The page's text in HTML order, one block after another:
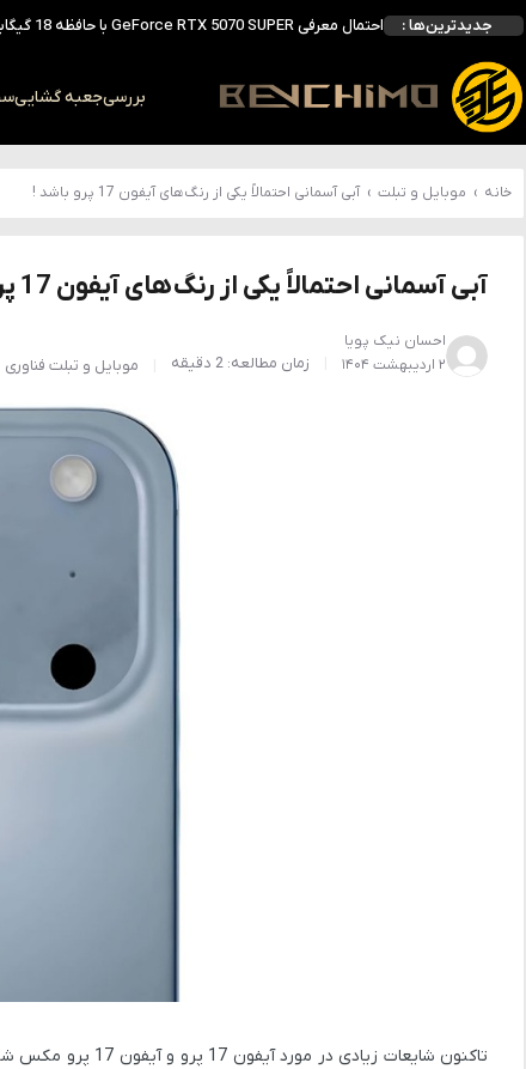
جدیدترین‌ها :
احتمال معرفی GeForce RTX 5070 SUPER با حافظه 18 گیگابایتی؛ ارتقای محسوس نسبت به مدل استاندارد
بالاخره سنسور Hotspot کارت‌های RTX 50 ظاهر شد؛ HWMonitor 1.65 تنها نماینده نمایش نیست
بررسیجعبه گشایی
خانه › موبایل و تبلت › آبی آسمانی احتمالاً یکی از رنگ‌های آیفون 17 پرو باشد !
آبی آسمانی احتمالاً یکی از رنگ‌های آیفون 17 پرو باشد !
احسان نیک پویا
۲ اردیبهشت ۱۴۰۴
زمان مطالعه: 2 دقیقه موبایل و تبلت فناوری
تاکنون شایعات